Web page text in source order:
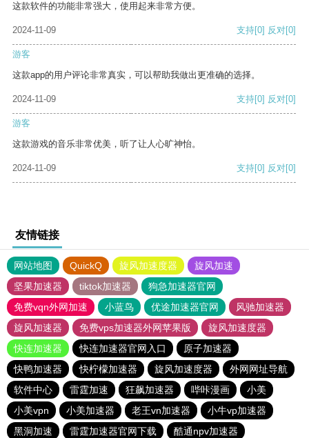
这款软件的功能非常强大，使用起来非常方便。
2024-11-09 支持[0] 反对[0]
游客
这款app的用户评论非常真实，可以帮助我做出更准确的选择。
2024-11-09 支持[0] 反对[0]
游客
这款游戏的音乐非常优美，听了让人心旷神怡。
2024-11-09 支持[0] 反对[0]
友情链接
网站地图 QuickQ 旋风加速度器
旋风加速
坚果加速器
tiktok加速器
狗急加速器官网
免费vqn外网加速
小蓝鸟 优途加速器官网
风驰加速器
旋风加速器
免费vps加速器外网苹果版
旋风加速度器
快连加速器
快连加速器官网入口
原子加速器
快鸭加速器
快柠檬加速器 旋风加速度器
外网网址导航
软件中心
雷霆加速 狂飙加速器 哔咔漫画
小美
小美vpn
小美加速器 老王vn加速器
小牛vp加速器
黑洞加速
雷霆加速器官网下载
酷通npv加速器